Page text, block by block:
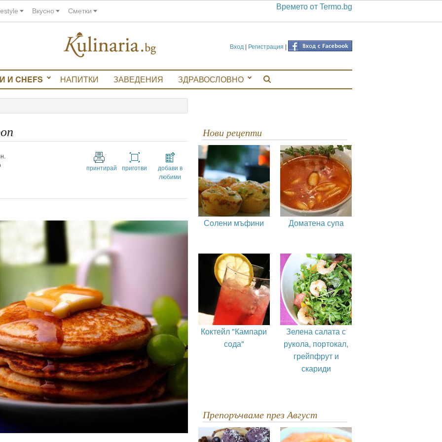
Вкусно Сметки Времето от Termo.bg
Вход | Регистрация |
И CHEFS НАПИТКИ ЗАВЕДЕНИЯ ЗДРАВОСЛОВНО
принтирай приготви
добави в
любими
Нови рецепти
Солени мъфини Доматена супа
Коктейл "Кампари
сода"
Зелена салата с
рукола, портокал,
грейпфрут и
скариди
Препоръчваме през Август